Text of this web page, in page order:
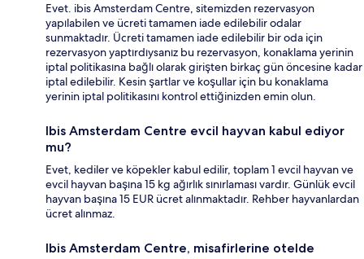
Evet. ibis Amsterdam Centre, sitemizden rezervasyon
yapılabilen ve ücreti tamamen iade edilebilir odalar
sunmaktadır. Ücreti tamamen iade edilebilir bir oda için
rezervasyon yaptırdıysanız bu rezervasyon, konaklama yerinin
iptal politikasına bağlı olarak girişten birkaç gün öncesine kadar
iptal edilebilir. Kesin şartlar ve koşullar için bu konaklama
yerinin iptal politikasını kontrol ettiğinizden emin olun.
Ibis Amsterdam Centre evcil hayvan kabul ediyor
mu?
Evet, kediler ve köpekler kabul edilir, toplam 1 evcil hayvan ve
evcil hayvan başına 15 kg ağırlık sınırlaması vardır. Günlük evcil
hayvan başına 15 EUR ücret alınmaktadır. Rehber hayvanlardan
ücret alınmaz.
Ibis Amsterdam Centre, misafirlerine otelde